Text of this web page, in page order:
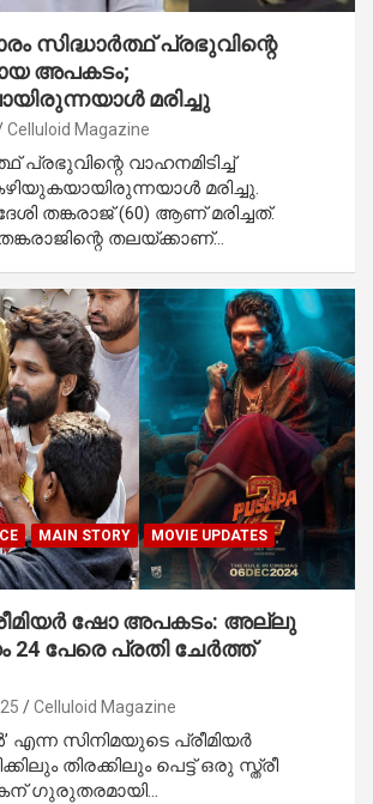
സിദ്ധാർത്ഥ് പ്രഭുവിന്റെ
അപകടം;
മരിച്ചു
Celluloid Magazine
പ്രഭുവിന്റെ വാഹനമിടിച്ച്
മരിച്ചു.
തങ്കരാജ് (60) ആണ് മരിച്ചത്.
തലയ്ക്കാണ്…
MAIN STORY
MOVIE UPDATES
ഷോ അപകടം: അല്ലു
പേരെ പ്രതി ചേർത്ത്
Celluloid Magazine
എന്ന സിനിമയുടെ പ്രീമിയർ
തിരക്കിലും പെട്ട് ഒരു സ്ത്രീ
ഗുരുതരമായി…